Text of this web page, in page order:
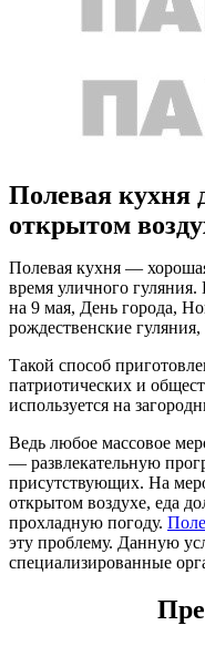
Полевая кухня
открытом
Полевая кухня —
время уличного
на 9 мая, День города,
рождественские
Такой способ
патриотических и
используется на
Ведь любое массовое
— развлекательную
присутствующих. На
открытом воздухе, еда
прохладную погоду.
эту проблему. Данную
специализированные